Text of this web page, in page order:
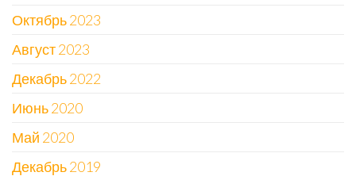
Октябрь 2023
Август 2023
Декабрь 2022
Июнь 2020
Май 2020
Декабрь 2019